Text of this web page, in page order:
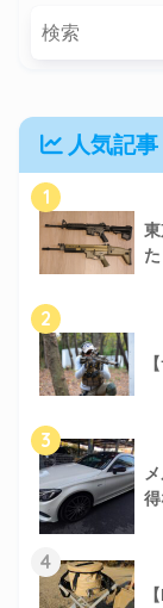
人気記事
1
2
3
得
4